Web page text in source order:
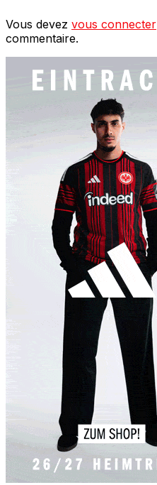
Vous devez vous connecter
commentaire.